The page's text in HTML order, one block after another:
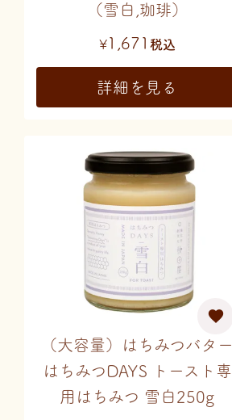
（雪白,珈琲）
¥1,671 税込
詳細を見る
（大容量）はちみつバター
はちみつDAYS トースト専
用はちみつ 雪白250g